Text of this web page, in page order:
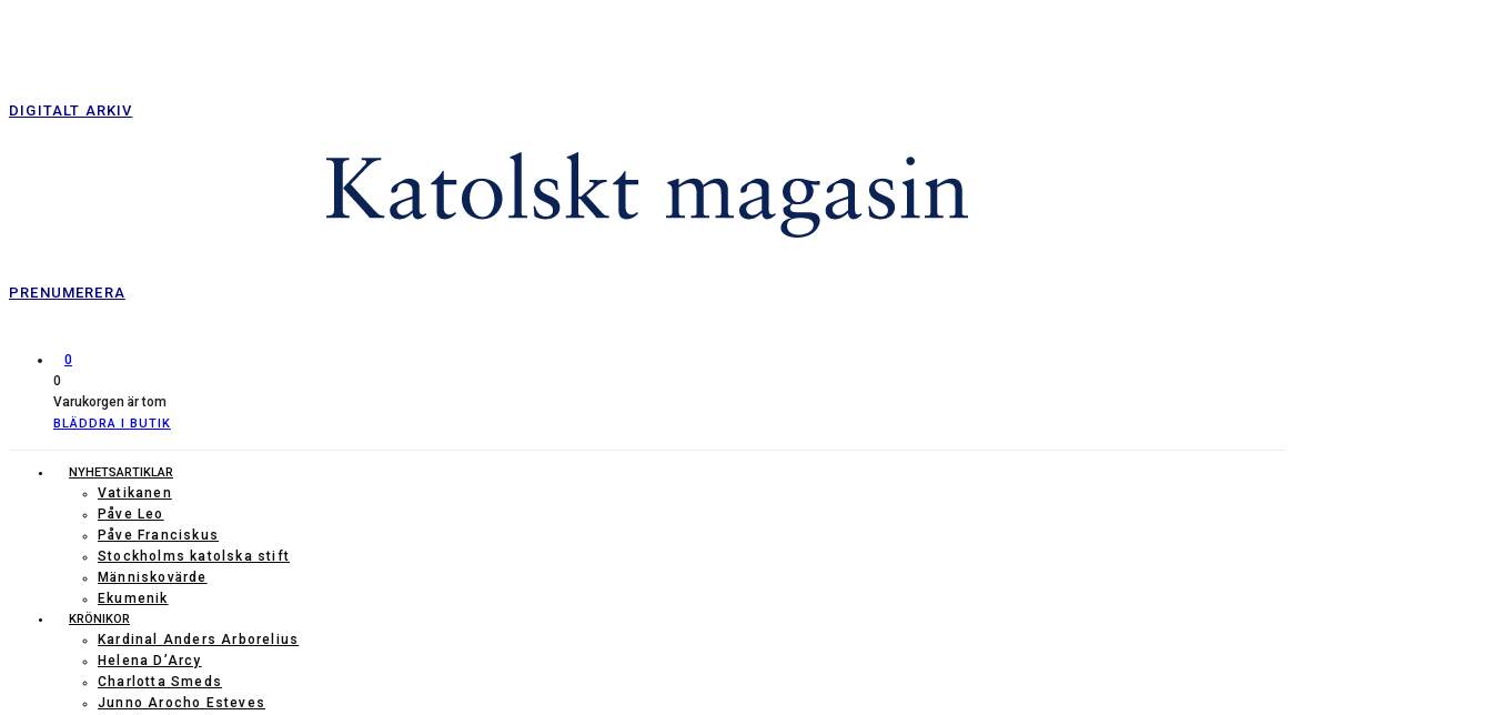
DIGITALT ARKIV
PRENUMERERA
0
0
Varukorgen är tom
BLÄDDRA I BUTIK
NYHETSARTIKLAR
Vatikanen
Påve Leo
Påve Franciskus
Stockholms katolska stift
Människovärde
Ekumenik
KRÖNIKOR
Kardinal Anders Arborelius
Helena D’Arcy
Charlotta Smeds
Junno Arocho Esteves